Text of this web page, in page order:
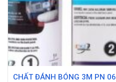
CHẤT ĐÁNH BÓNG 3M PN